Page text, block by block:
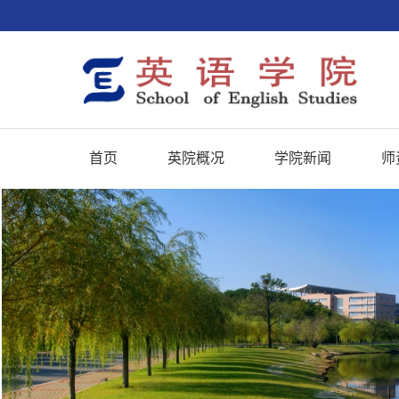
首页 英院概况 学院新闻 师